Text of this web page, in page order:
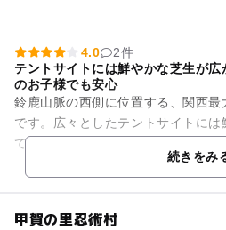
4.0
2件
テントサイトには鮮やかな芝生が
のお子様でも安心
鈴鹿山脈の西側に位置する、関西
です。広々としたテントサイトに
て、よちよち歩きのお子様でも安心
場やオフロードバギー、キャ...
続きをみ
甲賀の里忍術村